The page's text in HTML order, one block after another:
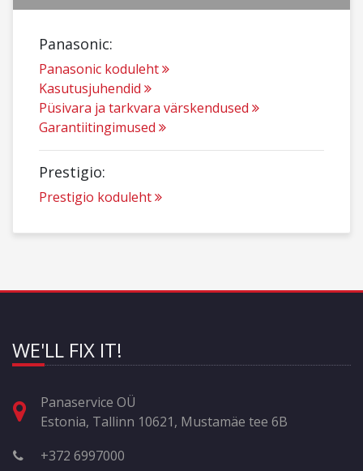
Panasonic:
Panasonic koduleht
Kasutusjuhendid
Püsivara ja tarkvara värskendused
Garantiitingimused
Prestigio:
Prestigio koduleht
WE'LL FIX IT!
Panaservice OÜ
Estonia, Tallinn 10621, Mustamäe tee 6B
+372 6997000